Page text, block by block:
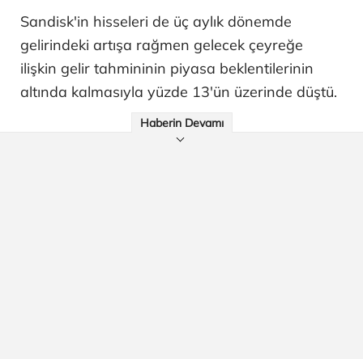
Sandisk'in hisseleri de üç aylık dönemde
gelirindeki artışa rağmen gelecek çeyreğe
ilişkin gelir tahmininin piyasa beklentilerinin
altında kalmasıyla yüzde 13'ün üzerinde düştü.
Haberin Devamı